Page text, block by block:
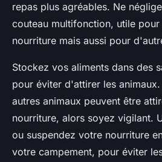
repas plus agréables. Ne
couteau multifonction, utile
nourriture mais aussi pour
Stockez vos aliments dans des
pour éviter d'attirer les
autres animaux peuvent être
nourriture, alors soyez vigilant.
ou suspendez votre nourriture
votre campement, pour éviter